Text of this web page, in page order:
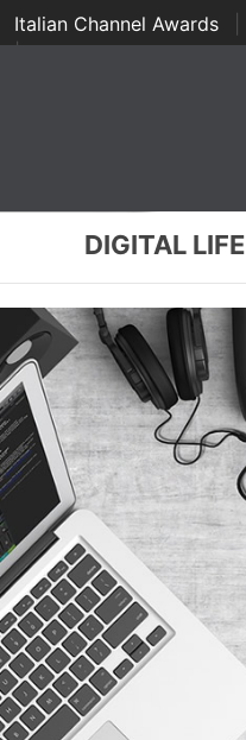
Italian Channel Awards
| ...
DIGITAL LIFE